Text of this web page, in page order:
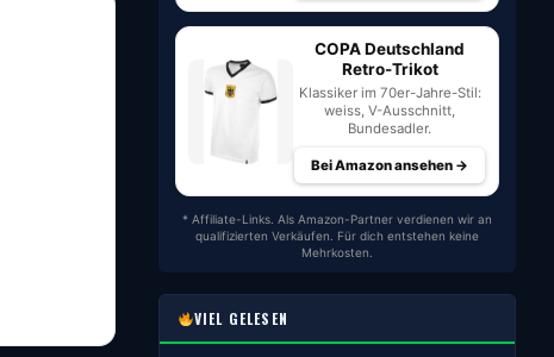
COPA Deutschland
Retro-Trikot
Klassiker im 70er-Jahre-Stil:
weiss, V-Ausschnitt,
Bundesadler.
Bei Amazon ansehen →
* Affiliate-Links. Als Amazon-Partner verdienen wir an
qualifizierten Verkäufen. Für dich entstehen keine
Mehrkosten.
VIEL GELESEN